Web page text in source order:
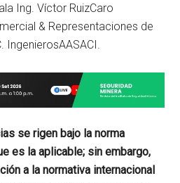
Ing. Víctor RuizCaro
& Representaciones de
IngenierosAASACI.
se rigen bajo la norma
es la aplicable; sin embargo,
a la normativa internacional